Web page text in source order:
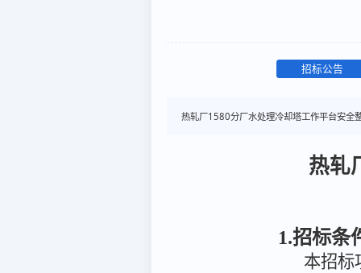
招标公告
热轧厂1580分厂水处理冷却塔工作平台安全
热轧
1.招标条
本招标